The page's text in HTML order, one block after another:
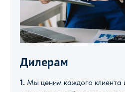
Дилерам
1. Мы ценим каждого клиента